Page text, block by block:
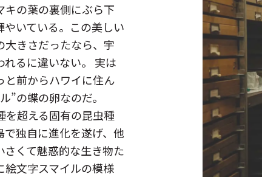
キの葉の裏側にぶら下
いている。この美しい
きさだったなら、宇
るに違いない。 実は
と前からハワイに住ん
”の蝶の卵なのだ。
を超える固有の昆虫種
独自に進化を遂げ、他
くて魅惑的な生き物た
絵文字スマイルの模様